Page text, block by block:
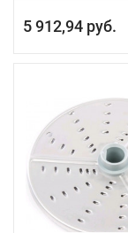
5 912,94 руб.